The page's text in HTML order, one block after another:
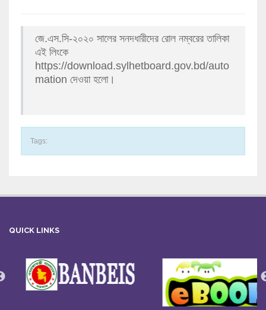
জে.এস.সি-২০২০ সালের সনদধারীদের রোল নম্বরের তালিকা
এই লিংকে
https://download.sylhetboard.gov.bd/auto
mation দেওয়া হলো।
Tags:
QUICK LINKS